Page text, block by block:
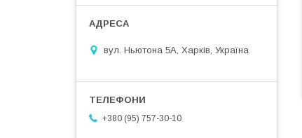
вул. Ньютона 5А, Харків, Україна
+380 (95) 757-30-10